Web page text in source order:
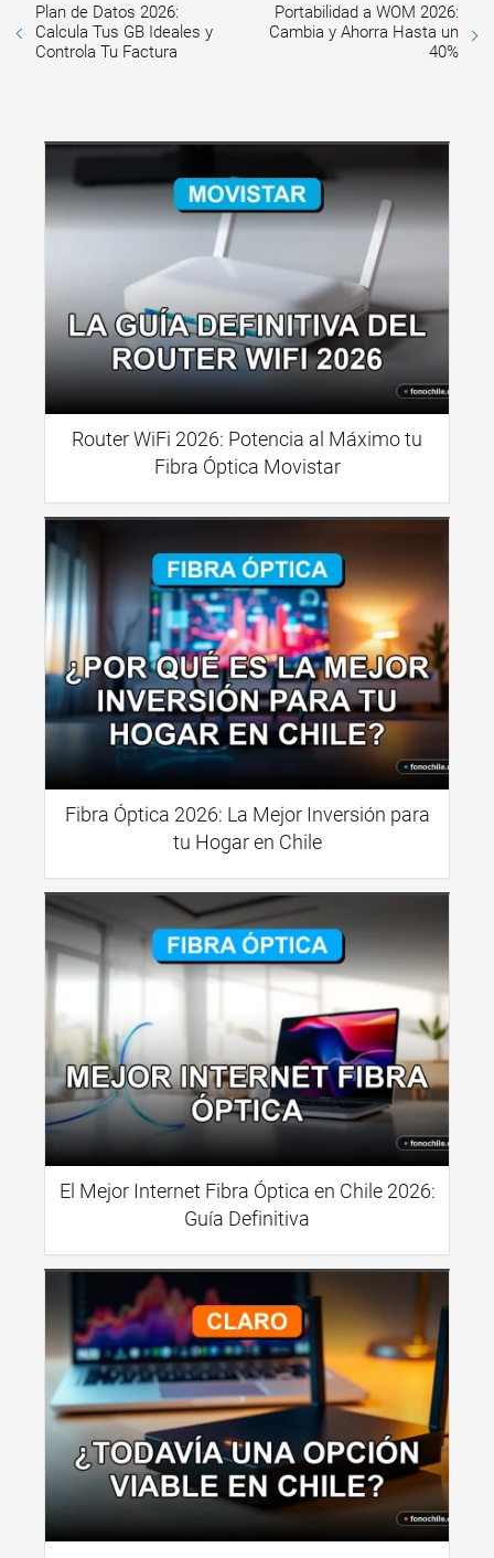
Plan de Datos 2026:
Calcula Tus GB Ideales y
Controla Tu Factura
Portabilidad a WOM 2026:
Cambia y Ahorra Hasta un
40%
Router WiFi 2026: Potencia al Máximo tu
Fibra Óptica Movistar
Fibra Óptica 2026: La Mejor Inversión para
tu Hogar en Chile
El Mejor Internet Fibra Óptica en Chile 2026:
Guía Definitiva